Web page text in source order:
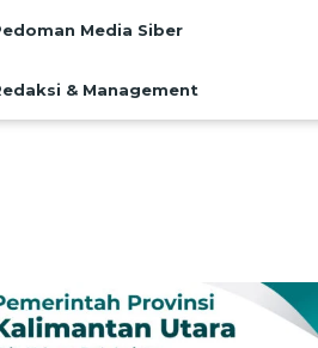
Media Siber
& Management